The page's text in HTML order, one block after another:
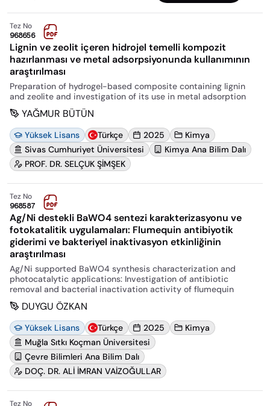
Tez No
968656
Lignin ve zeolit içeren hidrojel temelli kompozit
hazırlanması ve metal adsorpsiyonunda kullanımının
araştırılması
Preparation of hydrogel-based composite containing lignin
and zeolite and investigation of its use in metal adsorption
YAĞMUR BÜTÜN
Yüksek Lisans Türkçe 2025
Kimya
Sivas Cumhuriyet Üniversitesi
Kimya Ana Bilim Dalı
PROF. DR. SELÇUK ŞİMŞEK
Tez No
968587
Ag/Ni destekli BaWO4 sentezi karakterizasyonu ve
fotokatalitik uygulamaları: Flumequin antibiyotik
giderimi ve bakteriyel inaktivasyon etkinliğinin
araştırılması
Ag/Ni supported BaWO4 synthesis characterization and
photocatalytic applications: Investigation of antibiotic
removal and bacterial inactivation activity of flumequin
DUYGU ÖZKAN
Yüksek Lisans Türkçe 2025
Kimya
Muğla Sıtkı Koçman Üniversitesi
Çevre Bilimleri Ana Bilim Dalı
DOÇ. DR. ALİ İMRAN VAİZOĞULLAR
Tez No